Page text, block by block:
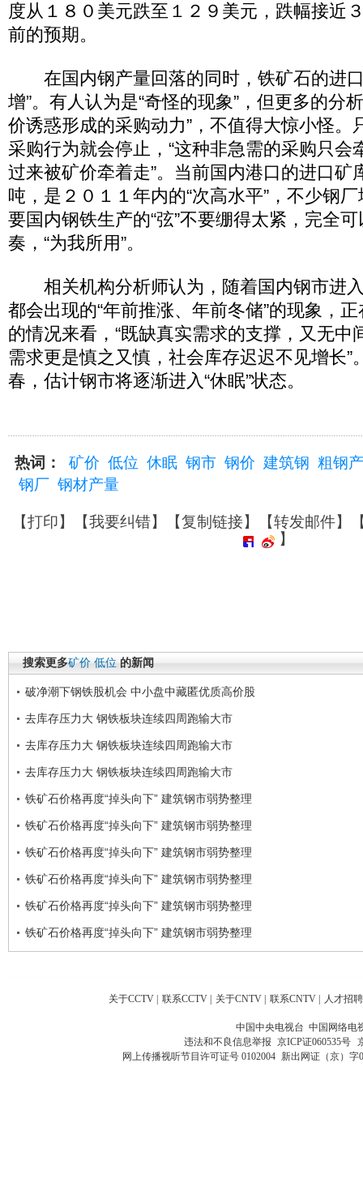
度从１８０美元跌至１２９美元，跌幅接近
前的预期。
在国内钢产量回落的同时，铁矿石的进口
增”。有人认为是“奇怪的现象”，但更多的分
价诱惑形成的采购动力”，不值得大惊小怪。
采购行为就会停止，“这种非急需的采购只会
过来被矿价牵着走”。当前国内港口的进口矿
吨，是２０１１年内的“次高水平”，不少钢
要国内钢铁生产的“弦”不要绷得太紧，完全
奏，“为我所用”。
相关机构分析师认为，随着国内钢市进
都会出现的“年前推涨、年前冬储”的现象，
的情况来看，“既缺真实需求的支撑，又无中
需求更是慎之又慎，社会库存迟迟不见增长”
春，估计钢市将逐渐进入“休眠”状态。
热词： 矿价 低位 休眠 钢市 钢价 建筑钢 粗钢
钢厂 钢材产量
【打印】【我要纠错】【复制链接】【转发邮件】
】
搜索更多矿价 低位 的新闻
破净潮下钢铁股机会 中小盘中藏匿优质高价股
去库存压力大 钢铁板块连续四周跑输大市
去库存压力大 钢铁板块连续四周跑输大市
去库存压力大 钢铁板块连续四周跑输大市
铁矿石价格再度“掉头向下” 建筑钢市弱势整理
铁矿石价格再度“掉头向下” 建筑钢市弱势整理
铁矿石价格再度“掉头向下” 建筑钢市弱势整理
铁矿石价格再度“掉头向下” 建筑钢市弱势整理
铁矿石价格再度“掉头向下” 建筑钢市弱势整理
铁矿石价格再度“掉头向下” 建筑钢市弱势整理
关于CCTV | 联系CCTV | 关于CNTV | 联系CNTV | 人才招聘
中国中央电视台 中国网络电
违法和不良信息举报 京ICP证060535号
网上传播视听节目许可证号 0102004 新出网证（京）